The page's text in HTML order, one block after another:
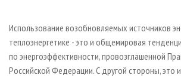
ПРОИЗВОДСТВО МЕБЕЛИ
БИОЭНЕРГЕТИКА
ЦБП
ПРИОРИТЕТНЫЕ ИНВЕСТПРОЕКТЫ
RUSSIAN FORESTRY REVIEW
ГАЗЕТА ЛЕСПРОМФОРУМ
Использование возобновляемых источников
теплоэнергетике - это и общемировая
по энергоэффективности, провозглашенной
Российской Федерации. С другой стороны, это